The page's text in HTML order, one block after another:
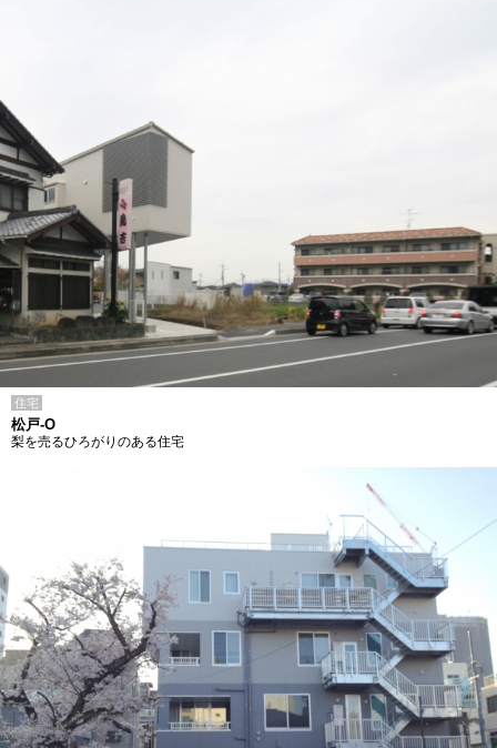
住宅
松戸-O
梨を売るひろがりのある住宅